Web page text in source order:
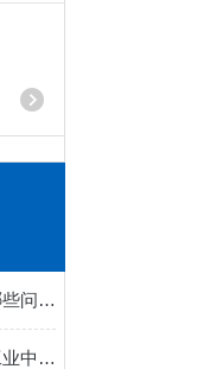
沥青渗水仪测试中需要注意哪些问题？
动态旋转摩擦试验仪在汽车工业中的应用